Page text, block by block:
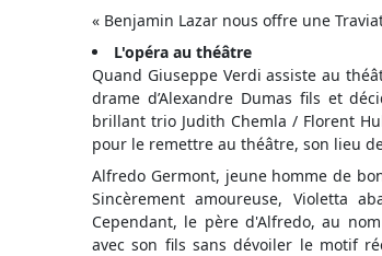
« Benjamin Lazar nous offre une
L'opéra au théâtre
Quand Giuseppe Verdi assiste au
drame d’Alexandre Dumas fils et
brillant trio Judith Chemla / Florent
pour le remettre au théâtre, son lieu
Alfredo Germont, jeune homme de
Sincèrement amoureuse, Violetta
Cependant, le père d'Alfredo, au
avec son fils sans dévoiler le motif